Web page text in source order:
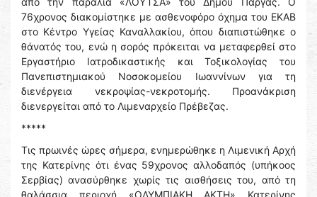
76χρονος διακομίστηκε με ασθενοφόρο όχημα του ΕΚΑΒ
στο Κέντρο Υγείας Καναλλακίου, όπου διαπιστώθηκε ο
θάνατός του, ενώ η σορός πρόκειται να μεταφερθεί στο
Εργαστήριο Ιατροδικαστικής και Τοξικολογίας του
Πανεπιστημιακού Νοσοκομείου Ιωαννίνων για τη
διενέργεια νεκροψίας-νεκροτομής. Προανάκριση
διενεργείται από το Λιμεναρχείο Πρέβεζας.
*****
Τις πρωινές ώρες σήμερα, ενημερώθηκε η Λιμενική Αρχή
της Κατερίνης ότι ένας 59χρονος αλλοδαπός (υπήκοος
Σερβίας) ανασύρθηκε χωρίς τις αισθήσεις του, από τη
θαλάσσια περιοχή «ΟΛΥΜΠΙΑΚΗ ΑΚΤΗ» Κατερίνης